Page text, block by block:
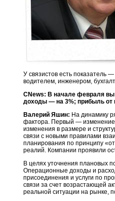
У связистов есть показатель
водителем, инженером,
CNews: В начале февраля вы
доходы — на 3%; прибыль от
Валерий Яшин: На динамику
фактора. Первый — изменение
изменения в размере и
связи с новыми правилами
планирования по принципу
реалий. Компании проявили
В целях уточнения плановых
Операционные доходы и
присоединения и услуги по
связи за счет возрастающей
реальной ситуации на рынке,